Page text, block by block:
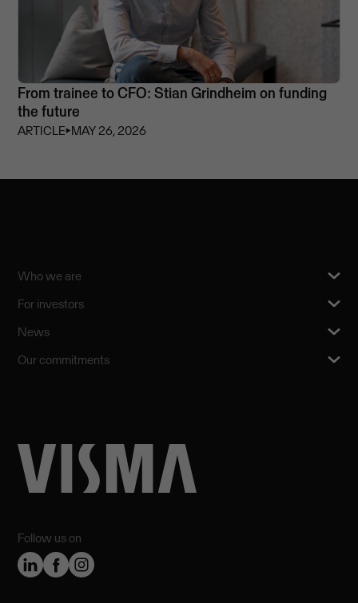
From trainee to CFO: Stian Grindheim on funding
the future
ARTICLE⏵MAY 26, 2026
Follow us on
Who we are
For investors
News
Our commitments